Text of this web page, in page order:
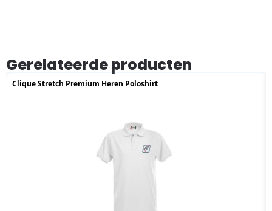
Gerelateerde producten
Clique Stretch Premium Heren Poloshirt